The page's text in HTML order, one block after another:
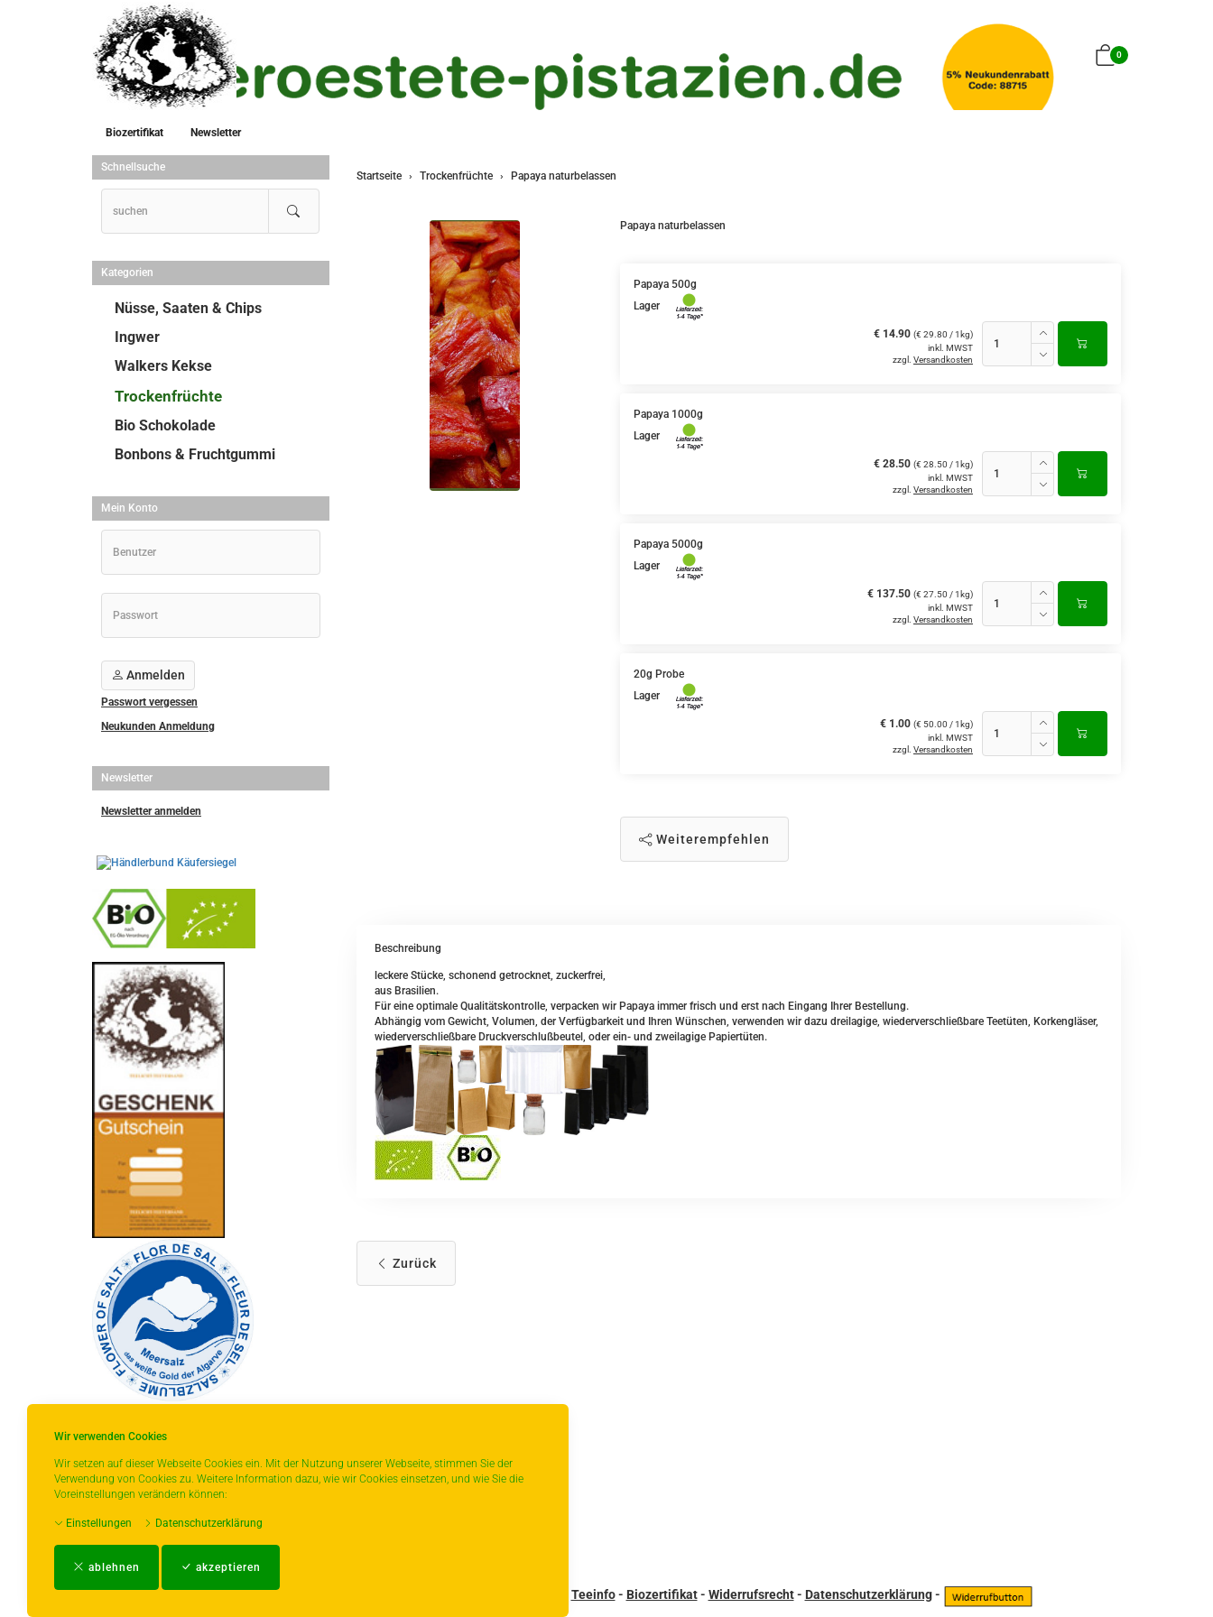
Wir verwenden Cookies
Wir setzen auf dieser Webseite Cookies ein. Mit der Nutzung unserer Webseite, stimmen Sie der
Verwendung von Cookies zu. Weitere Information dazu, wie wir Cookies einsetzen, und wie Sie die
Voreinstellungen verändern können:
Einstellungen Datenschutzerklärung
ablehnen akzeptieren
0
Biozertifikat Newsletter
Startseite Trockenfrüchte Papaya naturbelassen
Papaya naturbelassen
Papaya 500g
Lager
€ 14.90 (€ 29.80 / 1kg)
inkl. MWST
zzgl. Versandkosten
Papaya 1000g
Lager
€ 28.50 (€ 28.50 / 1kg)
inkl. MWST
zzgl. Versandkosten
Papaya 5000g
Lager
€ 137.50 (€ 27.50 / 1kg)
inkl. MWST
zzgl. Versandkosten
20g Probe
Lager
€ 1.00 (€ 50.00 / 1kg)
inkl. MWST
zzgl. Versandkosten
Weiterempfehlen
Beschreibung
leckere Stücke, schonend getrocknet, zuckerfrei,
aus Brasilien.
Für eine optimale Qualitätskontrolle, verpacken wir Papaya immer frisch und erst nach Eingang Ihrer Bestellung.
Abhängig vom Gewicht, Volumen, der Verfügbarkeit und Ihren Wünschen, verwenden wir dazu dreilagige, wiederverschließbare Teetüten, Korkengläser,
wiederverschließbare Druckverschlußbeutel, oder ein- und zweilagige Papiertüten.
Zurück
Schnellsuche
Kategorien
Nüsse, Saaten & Chips
Ingwer
Walkers Kekse
Trockenfrüchte
Bio Schokolade
Bonbons & Fruchtgummi
Mein Konto
Anmelden
Passwort vergessen
Neukunden Anmeldung
Newsletter
Newsletter anmelden
* gilt für Lieferungen innerhalb Deutschlands,
bitte der Schaltfläche mit den
Impressum-AGB Teeinfo- Biozertifikat- Widerrufsrecht- Datenschutzerklärung-